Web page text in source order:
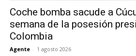
Coche bomba sacude a
semana de la posesión
Colombia
Agente - 1 agosto 2026